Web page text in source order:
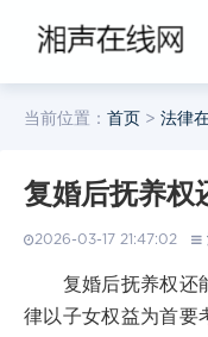
当前位置： 首页 > 法律
复婚后抚养权
2026-03-17 21:47:02
复婚后抚养权还能
律以子女权益为首要